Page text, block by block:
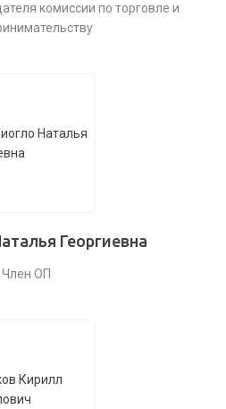
комиссии по торговле и
Георгиевна
Член ОП